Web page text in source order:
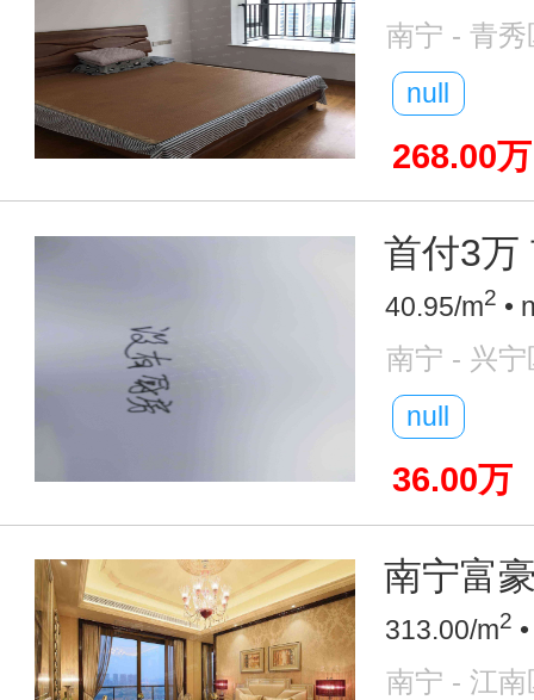
南宁 - 青秀
null
268.00万
首付3万
40.95/m2 •
南宁 - 兴宁
null
36.00万
南宁富
313.00/m2
南宁 - 江南